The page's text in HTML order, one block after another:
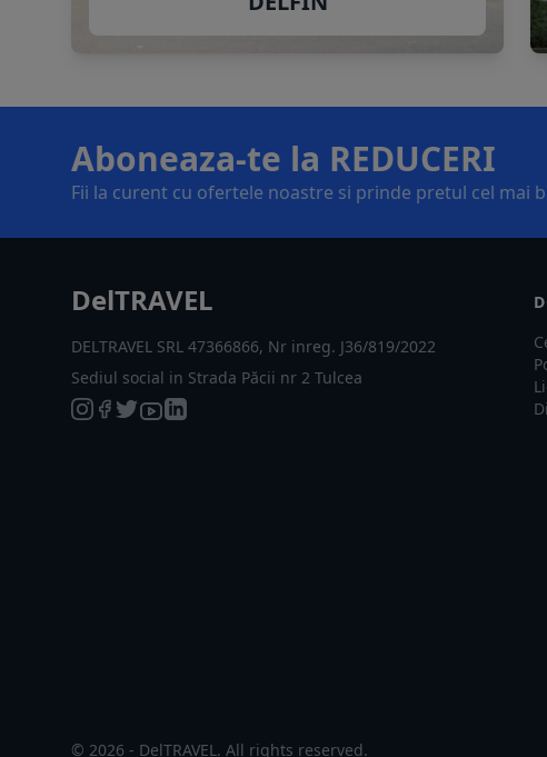
Aboneaza-te la REDUCERI
Fii la curent cu ofertele noastre si prinde pretul cel mai
DelTRAVEL
DELTRAVEL SRL 47366866, Nr inreg. J36/819/2022
Sediul social in Strada Păcii nr 2 Tulcea
© 2026 - DelTRAVEL. All rights reserved.